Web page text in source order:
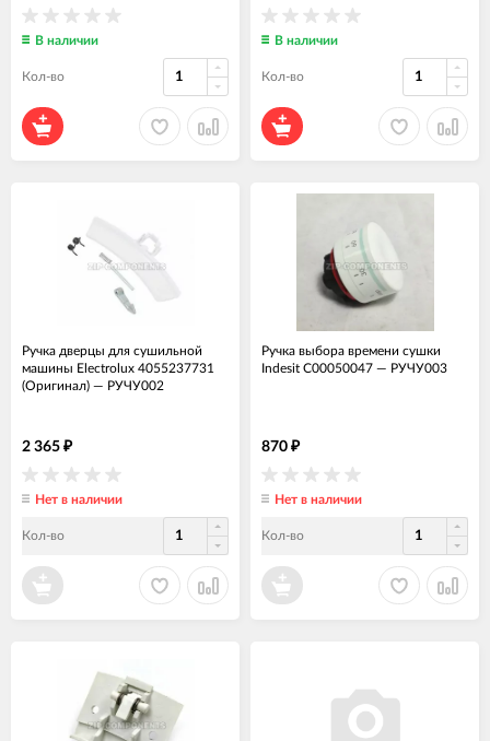
В наличии
Кол-во
В наличии
Кол-во
Ручка дверцы для сушильной
машины Electrolux 4055237731
(Оригинал) — РУЧУ002
2 365 ₽
Нет в наличии
Кол-во
Ручка выбора времени сушки
Indesit C00050047 — РУЧУ003
870 ₽
Нет в наличии
Кол-во